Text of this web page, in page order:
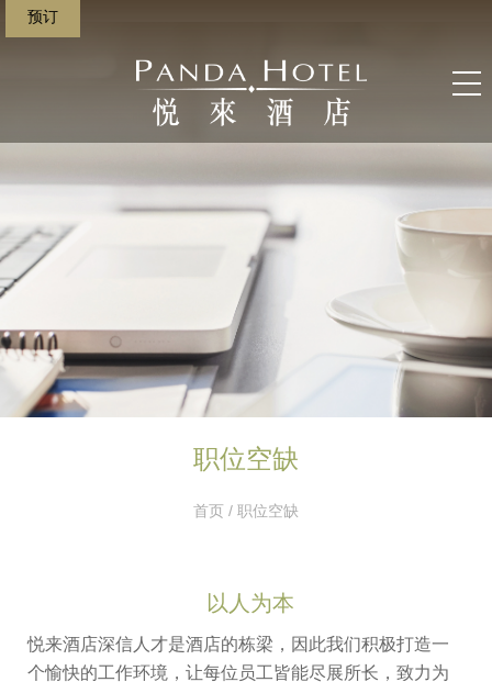
预订
职位空缺
首页 / 职位空缺
以人为本
悦来酒店深信人才是酒店的栋梁，因此我们积极打造一
个愉快的工作环境，让每位员工皆能尽展所长，致力为